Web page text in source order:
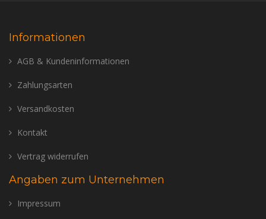
Informationen
AGB & Kundeninformationen
Zahlungsarten
Versandkosten
Kontakt
Vertrag widerrufen
Angaben zum Unternehmen
Impressum